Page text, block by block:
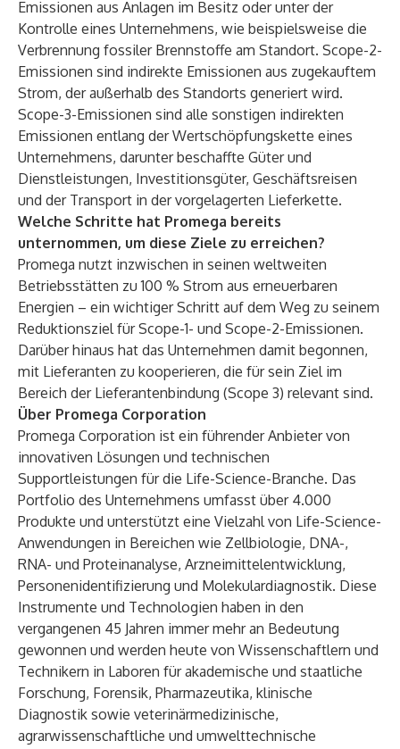
Emissionen aus Anlagen im Besitz oder unter der
Kontrolle eines Unternehmens, wie beispielsweise die
Verbrennung fossiler Brennstoffe am Standort. Scope-2-
Emissionen sind indirekte Emissionen aus zugekauftem
Strom, der außerhalb des Standorts generiert wird.
Scope-3-Emissionen sind alle sonstigen indirekten
Emissionen entlang der Wertschöpfungskette eines
Unternehmens, darunter beschaffte Güter und
Dienstleistungen, Investitionsgüter, Geschäftsreisen
und der Transport in der vorgelagerten Lieferkette.
Welche Schritte hat Promega bereits
unternommen, um diese Ziele zu erreichen?
Promega nutzt inzwischen in seinen weltweiten
Betriebsstätten zu 100 % Strom aus erneuerbaren
Energien – ein wichtiger Schritt auf dem Weg zu seinem
Reduktionsziel für Scope-1- und Scope-2-Emissionen.
Darüber hinaus hat das Unternehmen damit begonnen,
mit Lieferanten zu kooperieren, die für sein Ziel im
Bereich der Lieferantenbindung (Scope 3) relevant sind.
Über Promega Corporation
Promega Corporation ist ein führender Anbieter von
innovativen Lösungen und technischen
Supportleistungen für die Life-Science-Branche. Das
Portfolio des Unternehmens umfasst über 4.000
Produkte und unterstützt eine Vielzahl von Life-Science-
Anwendungen in Bereichen wie Zellbiologie, DNA-,
RNA- und Proteinanalyse, Arzneimittelentwicklung,
Personenidentifizierung und Molekulardiagnostik. Diese
Instrumente und Technologien haben in den
vergangenen 45 Jahren immer mehr an Bedeutung
gewonnen und werden heute von Wissenschaftlern und
Technikern in Laboren für akademische und staatliche
Forschung, Forensik, Pharmazeutika, klinische
Diagnostik sowie veterinärmedizinische,
agrarwissenschaftliche und umwelttechnische